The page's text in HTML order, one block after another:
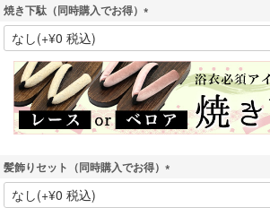
焼き下駄（同時購入でお得）
(
必
須
)
髪飾りセット（同時購入でお得）
(
必